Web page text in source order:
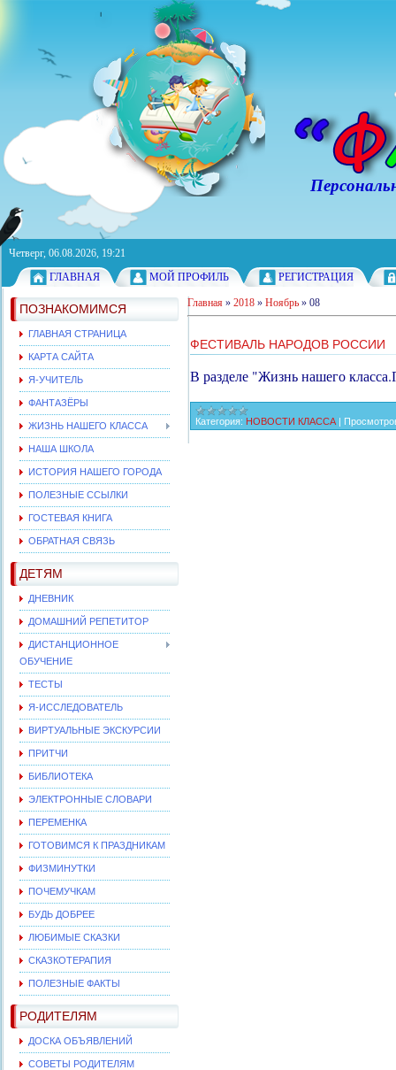
Персональный
Четверг, 06.08.2026, 19:21
ГЛАВНАЯ
МОЙ ПРОФИЛЬ РЕГИСТРАЦИЯ
ПОЗНАКОМИМСЯ
ГЛАВНАЯ СТРАНИЦА
КАРТА САЙТА
Я-УЧИТЕЛЬ
ФАНТАЗЁРЫ
ЖИЗНЬ НАШЕГО КЛАССА
НАША ШКОЛА
ИСТОРИЯ НАШЕГО ГОРОДА
ПОЛЕЗНЫЕ ССЫЛКИ
ГОСТЕВАЯ КНИГА
ОБРАТНАЯ СВЯЗЬ
ДЕТЯМ
ДНЕВНИК
ДОМАШНИЙ РЕПЕТИТОР
ДИСТАНЦИОННОЕ
ОБУЧЕНИЕ
ТЕСТЫ
Я-ИССЛЕДОВАТЕЛЬ
ВИРТУАЛЬНЫЕ ЭКСКУРСИИ
ПРИТЧИ
БИБЛИОТЕКА
ЭЛЕКТРОННЫЕ СЛОВАРИ
ПЕРЕМЕНКА
ГОТОВИМСЯ К ПРАЗДНИКАМ
ФИЗМИНУТКИ
ПОЧЕМУЧКАМ
БУДЬ ДОБРЕЕ
ЛЮБИМЫЕ СКАЗКИ
СКАЗКОТЕРАПИЯ
ПОЛЕЗНЫЕ ФАКТЫ
РОДИТЕЛЯМ
ДОСКА ОБЪЯВЛЕНИЙ
СОВЕТЫ РОДИТЕЛЯМ
Главная » 2018 » Ноябрь » 08
ФЕСТИВАЛЬ НАРОДОВ РОССИИ
В разделе "Жизнь нашего
Категория: НОВОСТИ КЛАССА |